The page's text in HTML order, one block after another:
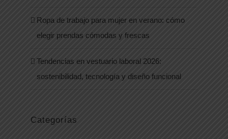
Ropa de trabajo para mujer en verano: cómo
elegir prendas cómodas y frescas
Tendencias en vestuario laboral 2026:
sostenibilidad, tecnología y diseño funcional
Categorías